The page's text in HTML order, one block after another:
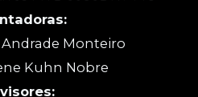
Andrade Monteiro
Kuhn Nobre